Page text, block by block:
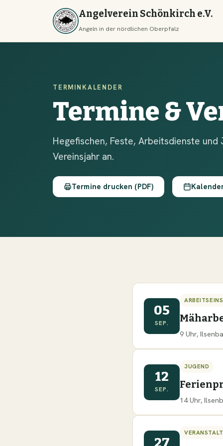
Angelverein Schönkirch e.V.
Angeln in der nördlichen Oberpfalz
TERMINKALENDER
Termine &
Hegefischen, Feste, Arbeitsdienste
Vereinsjahr an.
Termine drucken (PDF)
05
SEP.
9 Uhr,
12
SEP.
JUGEND
14 Uhr,
27